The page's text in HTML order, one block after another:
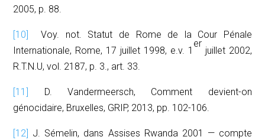
2005, p. 88.
[10]
Voy. not. Statut de Rome de la Cour Pénale
Internationale, Rome, 17 juillet 1998, e.v. 1
er
juillet 2002,
R.T.N.U, vol. 2187, p. 3., art. 33.
[11] D. Vandermeersch, Comment devient-on
génocidaire, Bruxelles, GRIP, 2013, pp. 102-106.
[12] J. Sémelin, dans Assises Rwanda 2001 — compte